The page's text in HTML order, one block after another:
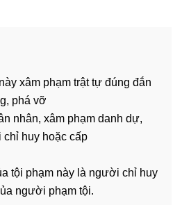
xâm phạm trật tự đúng đắn
phá vỡ
nhân, xâm phạm danh dự,
huy hoặc cấp
tội phạm này là người chỉ huy
người phạm tội.